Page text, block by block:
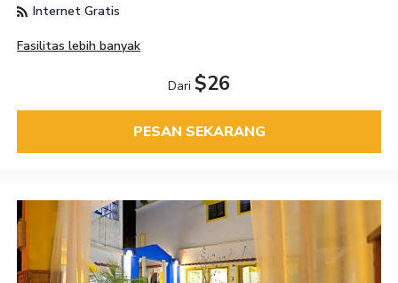
Internet Gratis
Fasilitas lebih banyak
Dari $26
PESAN SEKARANG